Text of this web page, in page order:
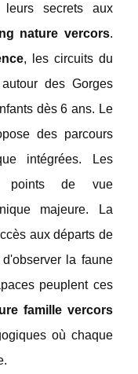
leurs secrets aux
nature vercors.
, les circuits du
des Gorges
dès 6 ans. Le
des parcours
intégrées. Les
points de vue
majeure. La
aux départs de
la faune
peuplent ces
famille vercors
où chaque